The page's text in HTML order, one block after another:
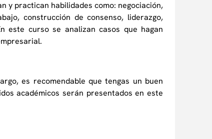
y practican habilidades como: negociación,
construcción de consenso, liderazgo,
este curso se analizan casos que hagan
es recomendable que tengas un buen
académicos serán presentados en este